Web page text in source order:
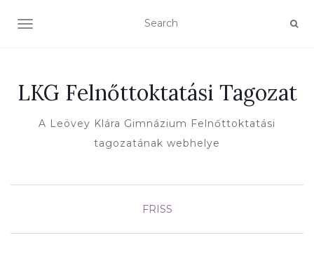
TOGGLE NAVIGATION
LKG Felnőttoktatási Tagozat
A Leövey Klára Gimnázium Felnőttoktatási
tagozatának webhelye
FRISS